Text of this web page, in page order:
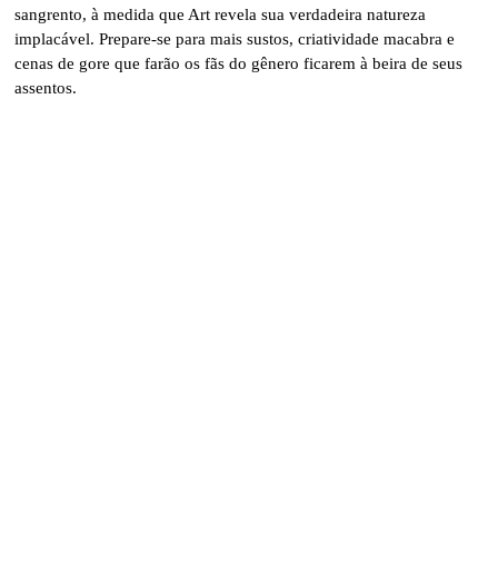
sangrento, à medida que Art revela sua verdadeira natureza
implacável. Prepare-se para mais sustos, criatividade macabra e
cenas de gore que farão os fãs do gênero ficarem à beira de seus
assentos.